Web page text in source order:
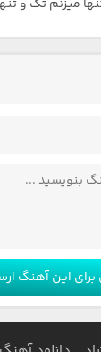
میزنم تک و
برای این آهنگ